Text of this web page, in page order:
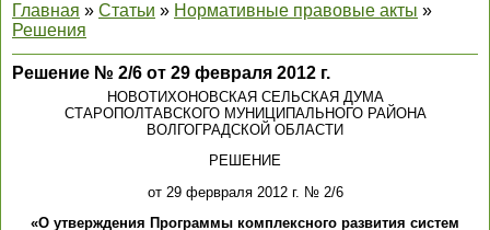
Главная » Статьи » Нормативные правовые акты »
Решения
Решение № 2/6 от 29 февраля 2012 г.
НОВОТИХОНОВСКАЯ СЕЛЬСКАЯ ДУМА
СТАРОПОЛТАВСКОГО МУНИЦИПАЛЬНОГО РАЙОНА
ВОЛГОГРАДСКОЙ ОБЛАСТИ
РЕШЕНИЕ
от 29 фервраля 2012 г. № 2/6
«О утверждения Программы комплексного развития систем